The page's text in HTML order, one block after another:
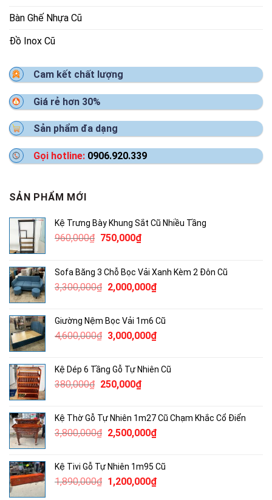
Bàn Ghế Nhựa Cũ
Đồ Inox Cũ
Cam kết chất lượng
Giá rẻ hơn 30%
Sản phẩm đa dạng
Gọi hotline: 0906.920.339
SẢN PHẨM MỚI
Kệ Trưng Bày Khung Sắt Cũ Nhiều Tầng
960,000₫ Giá
960,000₫.
750,000₫Giá
là:
750,000₫.
Sofa Băng 3 Chỗ Bọc Vải Xanh Kèm 2 Đôn Cũ
3,300,000₫ Giá
3,300,000₫.
2,000,000₫Giá
là:
2,000,000₫.
Giường Nệm Bọc Vải 1m6 Cũ
4,600,000₫ Giá
4,600,000₫.
3,000,000₫Giá
là:
Kệ Dép 6 Tầng Gỗ Tự Nhiên Cũ
380,000₫ Giá
380,000₫.
250,000₫Giá
là:
250,000₫.
Kệ Thờ Gỗ Tự Nhiên 1m27 Cũ Chạm Khắc Cổ Điển
3,800,000₫ Giá
3,800,000₫.
2,500,000₫Giá
là:
2,500,000₫.
Kệ Tivi Gỗ Tự Nhiên 1m95 Cũ
1,890,000₫ Giá
1,200,000₫Giá